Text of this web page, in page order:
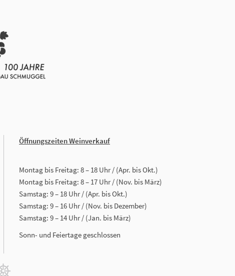
Öffnungszeiten Weinverkauf
Montag bis Freitag: 8 – 18 Uhr / (Apr. bis Okt.)
Montag bis Freitag: 8 – 17 Uhr / (Nov. bis März)
Samstag: 9 – 18 Uhr / (Apr. bis Okt.)
Samstag: 9 – 16 Uhr / (Nov. bis Dezember)
Samstag: 9 – 14 Uhr / (Jan. bis März)
Sonn- und Feiertage geschlossen